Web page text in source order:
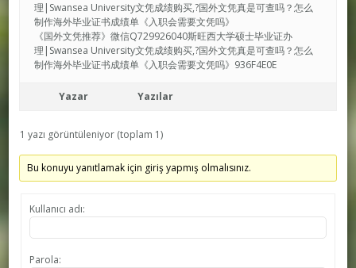
理|Swansea University文凭成绩购买,?国外文凭真是可查吗？怎么
制作海外毕业证书成绩单《入职会需要文凭吗》
《国外文凭推荐》微信Q729926040斯旺西大学硕士毕业证办
理|Swansea University文凭成绩购买,?国外文凭真是可查吗？怎么
制作海外毕业证书成绩单《入职会需要文凭吗》936F4E0E
Yazar Yazılar
1 yazı görüntüleniyor (toplam 1)
Bu konuyu yanıtlamak için giriş yapmış olmalısınız.
Kullanıcı adı:
Parola: